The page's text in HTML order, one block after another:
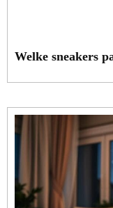
Welke sneakers